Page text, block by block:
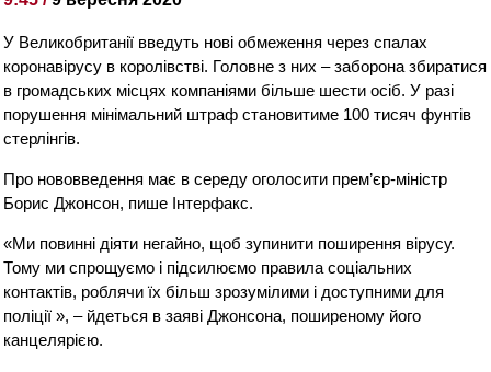
У Великобританії введуть нові обмеження через спалах
коронавірусу в королівстві. Головне з них – заборона збиратися
в громадських місцях компаніями більше шести осіб. У разі
порушення мінімальний штраф становитиме 100 тисяч фунтів
стерлінгів.
Про нововведення має в середу оголосити прем’єр-міністр
Борис Джонсон, пише Інтерфакс.
«Ми повинні діяти негайно, щоб зупинити поширення вірусу.
Тому ми спрощуємо і підсилюємо правила соціальних
контактів, роблячи їх більш зрозумілими і доступними для
поліції », – йдеться в заяві Джонсона, поширеному його
канцелярією.